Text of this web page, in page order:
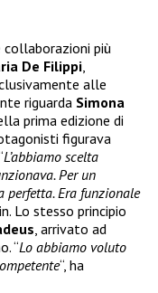
collaborazioni più
De Filippi
alle
riguarda Simona
prima edizione di
figurava
L’abbiamo scelta
Per un
perfetta. Era funzionale
Lo stesso principio
, arrivato ad
“Lo abbiamo voluto
“, ha